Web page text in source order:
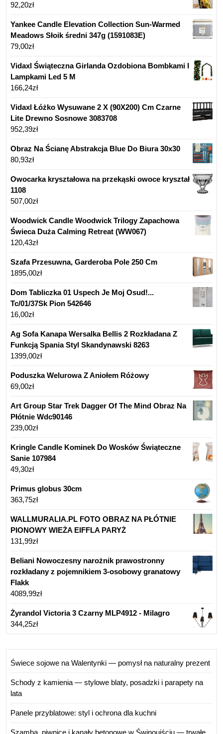
92,20zł
Yankee Candle Elevation Collection Sun-Warmed
Meadows Słoik średni 347g (1591083E)
79,00zł
Vidaxl Świąteczna Girlanda Ozdobiona Bombkami I
Lampkami Led 5 M
166,24zł
Vidaxl Łóżko Wysuwane 2 X (90X200) Cm Czarne
Lite Drewno Sosnowe 3083708
952,39zł
Obraz Na Ścianę Abstrakcja Blue Do Biura 30x30
80,93zł
Owocarka kryształowa na przekąski owoce kryształ
1108
507,00zł
Woodwick Candle Woodwick Trilogy Zapachowa
Świeca Duża Calming Retreat (WW067)
120,43zł
Szafa Przesuwna, Garderoba Pole 250 Cm
1895,00zł
Dom Tabliczka 01 Uspech Je Moj Osud!...
Tc/01/37Sk Pion 542646
16,00zł
Ag Sofa Kanapa Wersalka Bellis 2 Rozkładana Z
Funkcją Spania Styl Skandynawski 8263
1399,00zł
Poduszka Welurowa Z Aniołem Różowy
69,00zł
Art Group Star Trek Dagger Of The Mind Obraz Na
Płótnie Wdc90146
239,00zł
Kringle Candle Kominek Do Wosków Świąteczne
Sanie 107984
49,30zł
Primus globus 30cm
363,75zł
WALLMURALIA.PL FOTO OBRAZ NA PŁÓTNIE
PIONOWY WIEŻA EIFFLA PARYŻ
131,99zł
Beliani Nowoczesny narożnik prawostronny
rozkładany z pojemnikiem 3-osobowy granatowy
Flakk
4089,99zł
Żyrandol Victoria 3 Czarny MLP4912 - Milagro
344,25zł
Świece sojowe na Walentynki — pomysł na naturalny prezent
Schody z kamienia — stylowe blaty, posadzki i parapety na
lata
Panele przyblatowe: styl i ochrona dla kuchni
Szamba, piwnice i kanały betonowe w Świnoujściu — trwałe